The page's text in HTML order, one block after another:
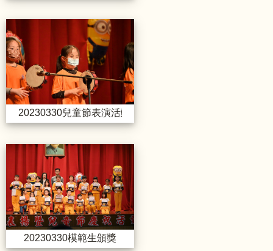
20230330兒童節表演活動
20230330模範生頒獎